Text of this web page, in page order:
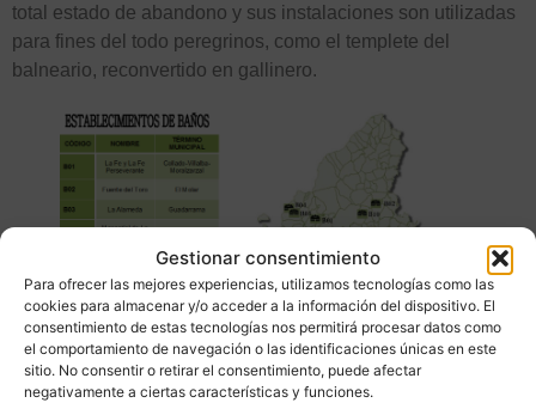
Gestionar consentimiento
Para ofrecer las mejores experiencias, utilizamos tecnologías como las
cookies para almacenar y/o acceder a la información del dispositivo. El
consentimiento de estas tecnologías nos permitirá procesar datos como
el comportamiento de navegación o las identificaciones únicas en este
sitio. No consentir o retirar el consentimiento, puede afectar
negativamente a ciertas características y funciones.
total estado de abandono y sus instalaciones son utilizadas
para fines del todo peregrinos, como el templete del
balneario, reconvertido en gallinero.